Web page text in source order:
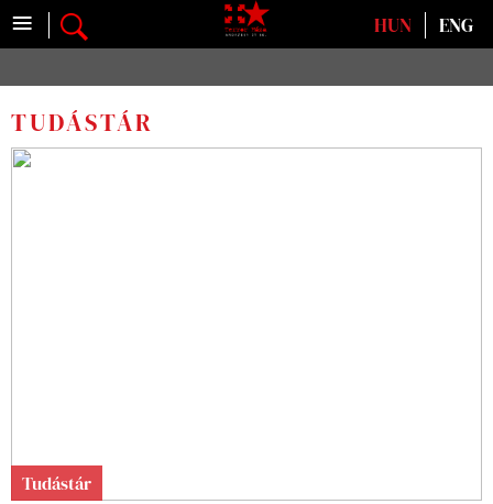
≡ Válasszon nyelvet
HUN ENG
TUDÁSTÁR
Tudástár